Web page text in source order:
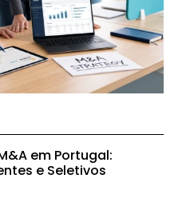
em Portugal:
e Seletivos